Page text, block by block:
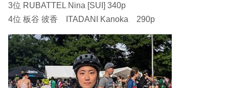
3位 RUBATTEL Nina [SUI] 340p
4位 板谷 彼香 ITADANI Kanoka 290p